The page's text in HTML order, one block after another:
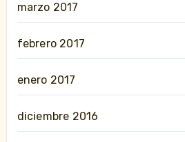
marzo 2017
febrero 2017
enero 2017
diciembre 2016